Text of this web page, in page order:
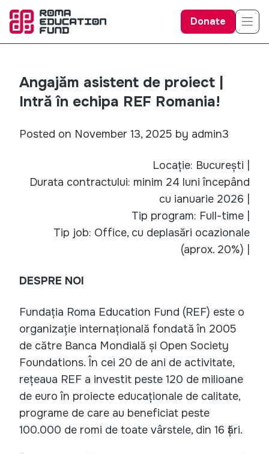
Donate
Angajăm asistent de proiect |
Intră în echipa REF Romania!
Posted on November 13, 2025 by admin3
Locație: București |
Durata contractului: minim 24 luni începând
cu ianuarie 2026 |
Tip program: Full-time |
Tip job: Office, cu deplasări ocazionale
(aprox. 20%) |
DESPRE NOI
Fundația Roma Education Fund (REF) este o
organizație internațională fondată în 2005
de către Banca Mondială și Open Society
Foundations. În cei 20 de ani de activitate,
rețeaua REF a investit peste 120 de milioane
de euro în proiecte educaționale de calitate,
programe de care au beneficiat peste
100.000 de romi de toate vârstele, din 16 țări.